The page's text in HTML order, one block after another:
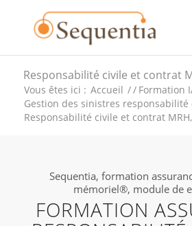
Responsabilité civile et contrat
Vous êtes ici : Accueil // Formation
Gestion des sinistres responsabilité
Responsabilité civile et contrat
Sequentia, formation
mémoriel®, module de
FORMATION